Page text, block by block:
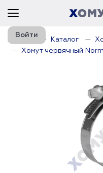
Войти
Главная Каталог
Хомут червячный